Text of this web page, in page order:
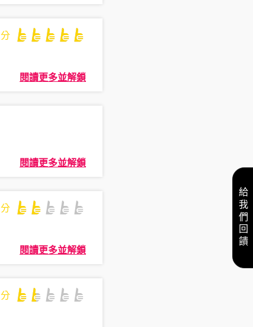
分
閱讀更多並解鎖
閱讀更多並解鎖
分
閱讀更多並解鎖
分
給我們回饋